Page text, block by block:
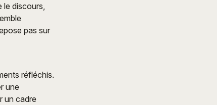
le discours,
pas sur
réfléchis.
une
un cadre